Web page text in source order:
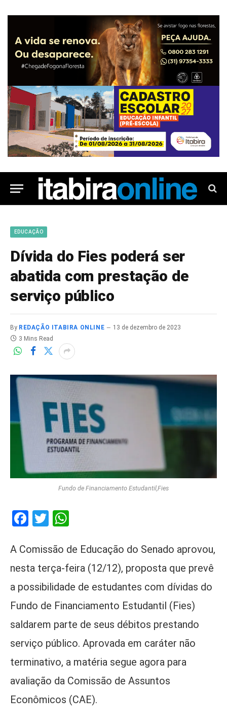
EDUCAÇÃO
Dívida do Fies poderá ser
abatida com prestação de
serviço público
By REDAÇÃO ITABIRA ONLINE
13 de dezembro de 2023
3 Mins Read
Fundo de Financiamento Estudantil,Fies
Facebook
Twitter
A Comissão de Educação do Senado aprovou,
nesta terça-feira (12/12), proposta que prevê
a possibilidade de estudantes com dívidas do
Fundo de Financiamento Estudantil (Fies)
saldarem parte de seus débitos prestando
serviço público. Aprovada em caráter não
terminativo, a matéria segue agora para
avaliação da Comissão de Assuntos
Econômicos (CAE).